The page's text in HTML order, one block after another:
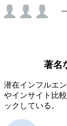
著名
潜在インフルエ
やインサイト比
ックしている。